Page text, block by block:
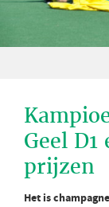
Geel
prijzen
Het is